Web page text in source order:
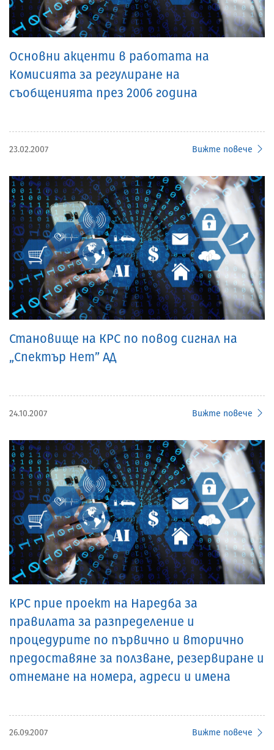
Основни акценти в работата на
Комисията за регулиране на
съобщенията през 2006 година
23.02.2007 Вижте повече
Становище на КРС по повод сигнал на
„Спектър Нет” АД
24.10.2007 Вижте повече
КРС прие проект на Наредба за
правилата за разпределение и
процедурите по първично и вторично
предоставяне за ползване, резервиране и
отнемане на номера, адреси и имена
26.09.2007 Вижте повече